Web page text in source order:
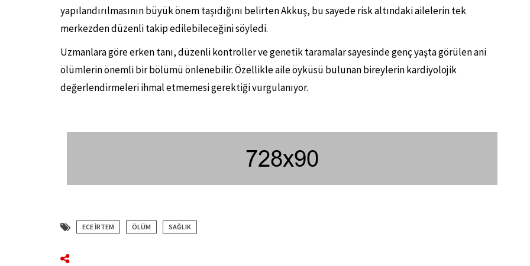
yapılandırılmasının büyük önem taşıdığını belirten Akkuş, bu sayede risk altındaki ailelerin tek
merkezden düzenli takip edilebileceğini söyledi.
Uzmanlara göre erken tanı, düzenli kontroller ve genetik taramalar sayesinde genç yaşta görülen ani
ölümlerin önemli bir bölümü önlenebilir. Özellikle aile öyküsü bulunan bireylerin kardiyolojik
değerlendirmeleri ihmal etmemesi gerektiği vurgulanıyor.
ECE İRTEM ÖLÜM SAĞLIK